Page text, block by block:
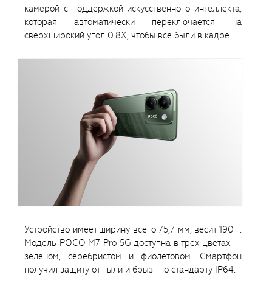
камерой с поддержкой искусственного интеллекта,
которая автоматически переключается на
сверхширокий угол 0.8X, чтобы все были в кадре.
Устройство имеет ширину всего 75,7 мм, весит 190 г.
Модель POCO M7 Pro 5G доступна в трех цветах —
зеленом, серебристом и фиолетовом. Смартфон
получил защиту от пыли и брызг по стандарту IP64.